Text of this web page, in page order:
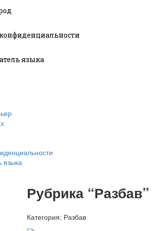
языка
языка
Рубрика “Разбав”
Категория: Разбав